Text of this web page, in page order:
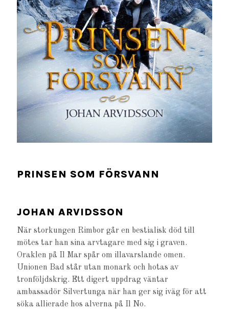
PRINSEN SOM FÖRSVANN
JOHAN ARVIDSSON
När storkungen Rimbor går en bestialisk död till
mötes tar han sina arvtagare med sig i graven.
Oraklen på Il Mar spår om illavarslande omen.
Unionen Bad står utan monark och hotas av
tronföljdskrig. Ett digert uppdrag väntar
ambassadör Silvertunga när han ger sig iväg för att
söka allierade hos alverna på Il No.